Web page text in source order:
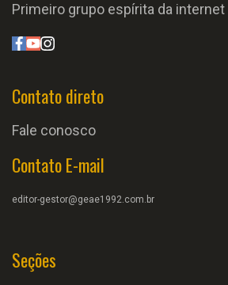
Primeiro grupo espírita da internet
Contato direto
Fale conosco
Contato E-mail
editor-gestor@geae1992.com.br
Seções